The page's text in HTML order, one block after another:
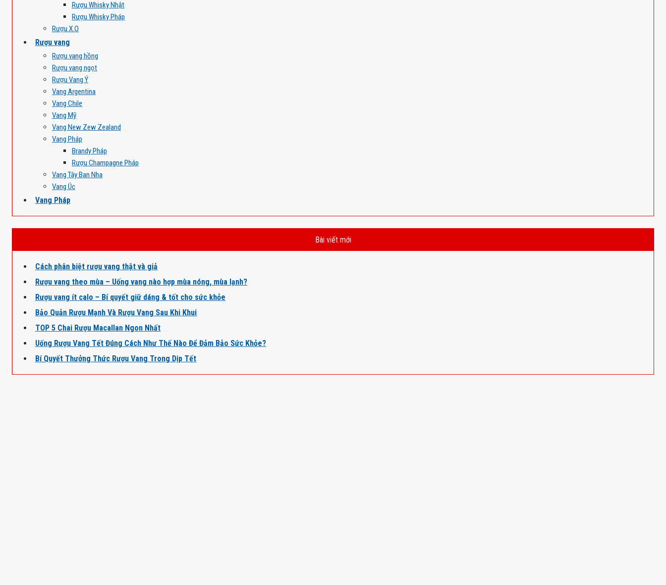
Rượu Whisky Nhật
Rượu Whisky Pháp
Rượu X.O
Rượu vang
Rượu vang hồng
Rượu vang ngọt
Rượu Vang Ý
Vang Argentina
Vang Chile
Vang Mỹ
Vang New Zew Zealand
Vang Pháp
Brandy Pháp
Rượu Champagne Pháp
Vang Tây Ban Nha
Vang Úc
Vang Pháp
Bài viết mới
Cách phân biệt rượu vang thật và giả
Rượu vang theo mùa – Uống vang nào hợp mùa nóng, mùa lạnh?
Rượu vang ít calo – Bí quyết giữ dáng & tốt cho sức khỏe
Bảo Quản Rượu Mạnh Và Rượu Vang Sau Khi Khui
TOP 5 Chai Rượu Macallan Ngon Nhất
Uống Rượu Vang Tết Đúng Cách Như Thế Nào Để Đảm Bảo Sức Khỏe?
Bí Quyết Thưởng Thức Rượu Vang Trong Dịp Tết